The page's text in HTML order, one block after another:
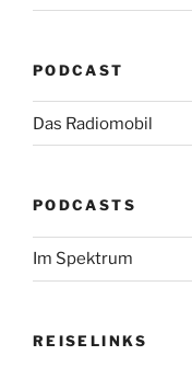
PODCAST
Das Radiomobil
PODCASTS
Im Spektrum
REISELINKS